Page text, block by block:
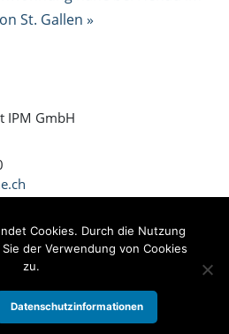
St. Gallen »
IPM GmbH
am Rennweg
Cookies. Durch die Nutzung
der Verwendung von Cookies
zu.
Datenschutzinformationen